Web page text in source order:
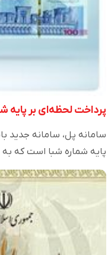
پرداخت لحظه‌ای بر پایه
سامانه پل، سامانه جدید
پایه شماره شبا است که